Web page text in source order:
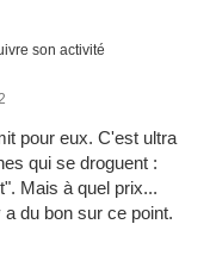
son activité
pour eux. C'est ultra
qui se droguent :
Mais à quel prix...
du bon sur ce point.